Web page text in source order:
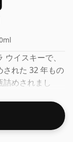
イスキーで、
された 32 年もの
めされまし
、アルコール度
りません。